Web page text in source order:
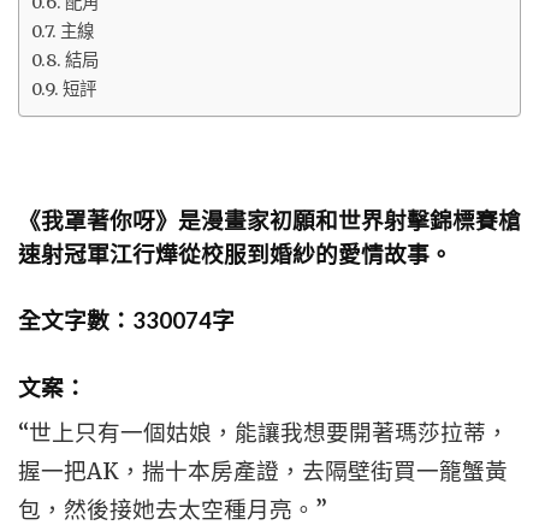
主線
結局
短評
《我罩著你呀》是漫畫家初願和世界射擊錦標賽槍
速射冠軍江行燁從校服到婚紗的愛情故事。
全文字數：330074字
文案：
“世上只有一個姑娘，能讓我想要開著瑪莎拉蒂，
握一把AK，揣十本房產證，去隔壁街買一籠蟹黃
包，然後接她去太空種月亮。”